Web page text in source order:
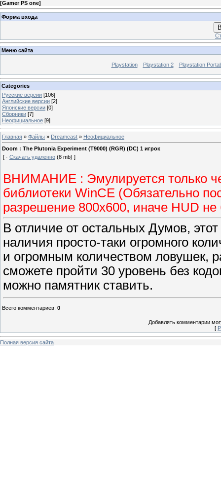
[Gamer PS one]
Форма входа
Меню сайта
Playstation Playstation 2 Playstation
Categories
Русские версии [106]
Английские версии [2]
Японские версии [0]
Сборники [7]
Неофициальное [9]
Главная » Файлы » Dreamcast » Неофициальное
Doom : The Plutonia Experiment (T9000) (RGR) (DC) 1 игрок
[ · Скачать удаленно (8 mb) ]
ВНИМАНИЕ : Эмулируется только
библиотеки WinCE (Обязательно
разрешение 800х600, иначе HUD не
В отличие от остальных Думов,
наличия просто-таки огромного
и огромным количеством ловушек,
сможете пройти 30 уровень без
можно памятник ставить.
Всего комментариев: 0
Добавлять комментарии
[
Полная версия сайта